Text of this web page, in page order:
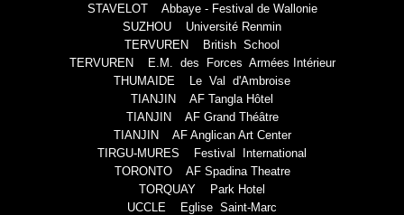
STAVELOT Abbaye - Festival de Wallonie
SUZHOU Université Renmin
TERVUREN British School
TERVUREN E.M. des Forces Armées Intérieur
THUMAIDE Le Val d'Ambroise
TIANJIN AF Tangla Hôtel
TIANJIN AF Grand Théâtre
TIANJIN AF Anglican Art Center
TIRGU-MURES Festival International
TORONTO AF Spadina Theatre
TORQUAY Park Hotel
UCCLE Eglise Saint-Marc